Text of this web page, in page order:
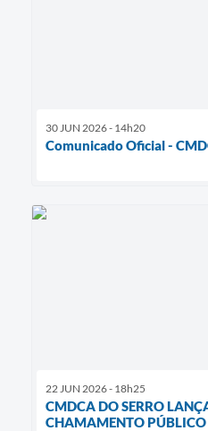
30 JUN 2026 - 14h20
Comunicado Oficial -
22 JUN 2026 - 18h25
CMDCA DO SERRO
CHAMAMENTO